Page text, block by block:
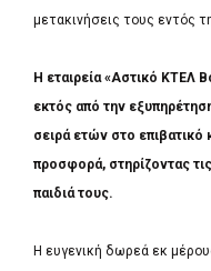
μετακινήσεις τους εντός
Η εταιρεία «Αστικό ΚΤΕΛ
εκτός από την
σειρά ετών στο επιβατικό
προσφορά, στηρίζοντας
παιδιά τους.
Η ευγενική δωρεά εκ